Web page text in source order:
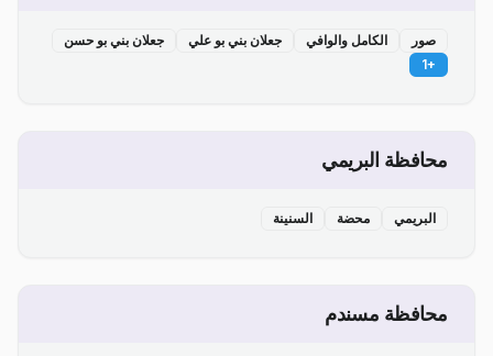
صور الكامل والوافي جعلان بني بو علي
جعلان بني بو حسن
+
1
محافظة البريمي
البريمي محضة السنينة
محافظة مسندم